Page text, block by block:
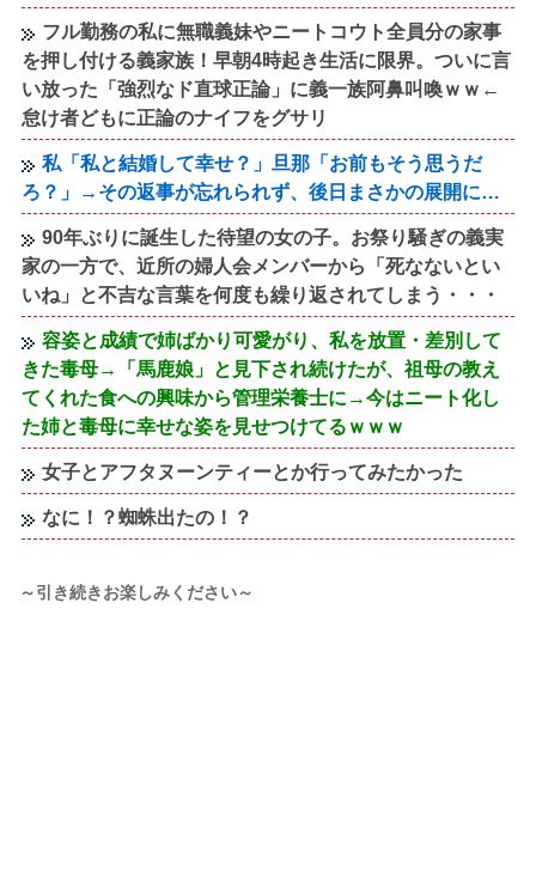
フル勤務の私に無職義妹やニートコウト全員分の家事
を押し付ける義家族！早朝4時起き生活に限界。ついに言
い放った「強烈なド直球正論」に義一族阿鼻叫喚ｗｗ←
怠け者どもに正論のナイフをグサリ
私「私と結婚して幸せ？」旦那「お前もそう思うだ
ろ？」→その返事が忘れられず、後日まさかの展開に…
90年ぶりに誕生した待望の女の子。お祭り騒ぎの義実
家の一方で、近所の婦人会メンバーから「死なないとい
いね」と不吉な言葉を何度も繰り返されてしまう・・・
容姿と成績で姉ばかり可愛がり、私を放置・差別して
きた毒母→「馬鹿娘」と見下され続けたが、祖母の教え
てくれた食への興味から管理栄養士に→今はニート化し
た姉と毒母に幸せな姿を見せつけてるｗｗｗ
女子とアフタヌーンティーとか行ってみたかった
なに！？蜘蛛出たの！？
～引き続きお楽しみください～